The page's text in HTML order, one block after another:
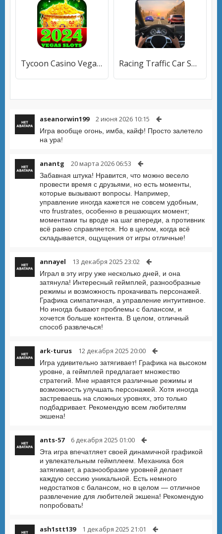
Tycoon Casino Vegas Slot Games Racing Traffic Car Speed
aseanorwin199 2 июня 2026 10:15
Игра вообще огонь, имба, кайф! Просто залетело
на ура!
anantg 20 марта 2026 06:53
Забавная штука! Нравится, что можно весело
провести время с друзьями, но есть моменты,
которые вызывают вопросы. Например,
управление иногда кажется не совсем удобным,
что frustrates, особенно в решающих момент;
моментами ты вроде на шаг впереди, а противник
всё равно справляется. Но в целом, когда всё
складывается, ощущения от игры отличные!
annayel 13 декабря 2025 23:02
Играл в эту игру уже несколько дней, и она
затянула! Интересный геймплей, разнообразные
режимы и возможность прокачивать персонажей.
Графика симпатичная, а управление интуитивное.
Но иногда бывают проблемы с балансом, и
хочется больше контента. В целом, отличный
способ развлечься!
ark-turus 12 декабря 2025 20:00
Игра удивительно затягивает! Графика на высоком
уровне, а геймплей предлагает множество
стратегий. Мне нравятся различные режимы и
возможность улучшать персонажей. Хотя иногда
застреваешь на сложных уровнях, это только
подбадривает. Рекомендую всем любителям
экшена!
ants-57 6 декабря 2025 01:00
Эта игра впечатляет своей динамичной графикой
и увлекательным геймплеем. Механика боя
затягивает, а разнообразие уровней делает
каждую сессию уникальной. Есть немного
недостатков с балансом, но в целом — отличное
развлечение для любителей экшена! Рекомендую
попробовать!
ash1stt139 1 декабря 2025 21:01